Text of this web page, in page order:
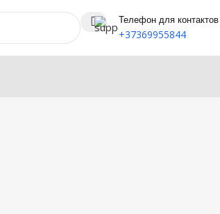
Телефон для контактов
+37369955844